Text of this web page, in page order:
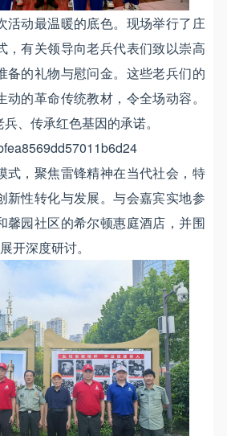
活动最温暖的底色。现场举行了庄
，有关领导向老兵代表们致以崇高
备的礼物与慰问金。这些老兵们的
的革命传统教材，令全场动容。
、传承红色基因的承诺。
式，聚焦雷锋精神在当代社会，特
新性转化与发展。与会嘉宾实地参
馨园社区的希尔顿惠庭酒店，并围
开深度研讨。